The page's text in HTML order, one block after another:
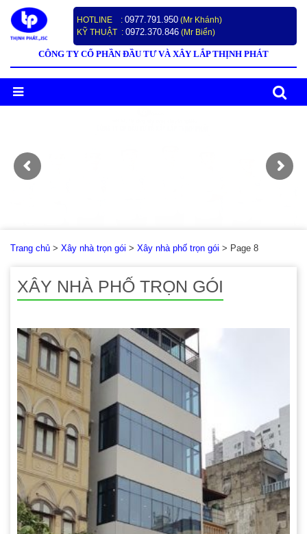
HOTLINE : 0977.791.950 (Mr Khánh)
KỸ THUẬT : 0972.370.846 (Mr Biển)
CÔNG TY CỔ PHẦN ĐẦU TƯ VÀ XÂY LẮP THỊNH PHÁT
Trang chủ > Xây nhà trọn gói > Xây nhà phố trọn gói > Page 8
XÂY NHÀ PHỐ TRỌN GÓI